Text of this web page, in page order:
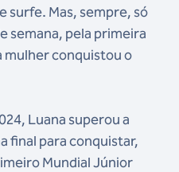
surfe. Mas, sempre, só
semana, pela primeira
mulher conquistou o
Luana superou a
final para conquistar,
Mundial Júnior